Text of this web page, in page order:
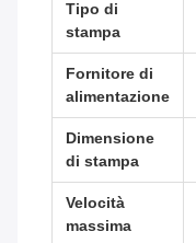
Tipo di
stampa
Fornitore di
alimentazione
Dimensione
di stampa
Velocità
massima